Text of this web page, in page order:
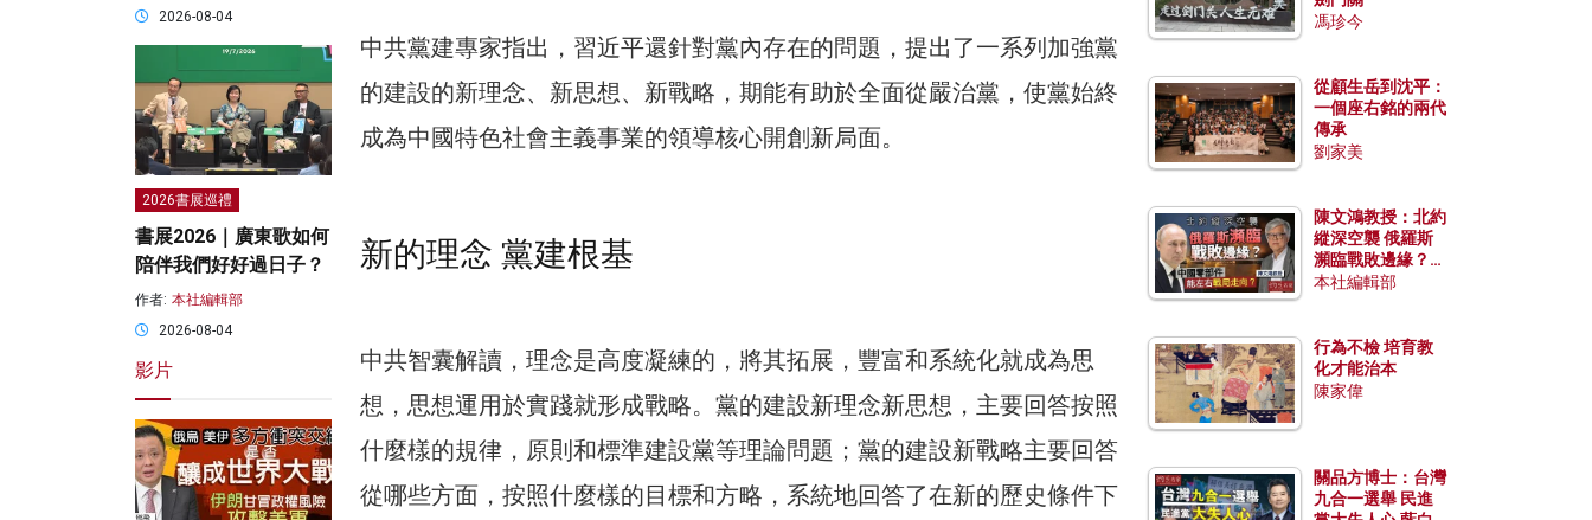
中共黨建專家指出，習近平還針對黨內存在的問題，提出了一系列加強黨
的建設的新理念、新思想、新戰略，期能有助於全面從嚴治黨，使黨始終
成為中國特色社會主義事業的領導核心開創新局面。
新的理念 黨建根基
中共智囊解讀，理念是高度凝練的，將其拓展，豐富和系統化就成為思
想，思想運用於實踐就形成戰略。黨的建設新理念新思想，主要回答按照
什麼樣的規律，原則和標準建設黨等理論問題；黨的建設新戰略主要回答
從哪些方面，按照什麼樣的目標和方略，系統地回答了在新的歷史條件下
2026-08-04
2026書展巡禮
書展2026｜廣東歌如何
陪伴我們好好過日子？
作者: 本社編輯部
2026-08-04
影片
馮珍今
從顧生岳到沈平：
一個座右銘的兩代
傳承
劉家美
陳文鴻教授：北約
縱深空襲 俄羅斯
瀕臨戰敗邊緣？中
國零部件能左右戰
本社編輯部
行為不檢 培育教
化才能治本
陳家偉
關品方博士：台灣
九合一選舉 民進